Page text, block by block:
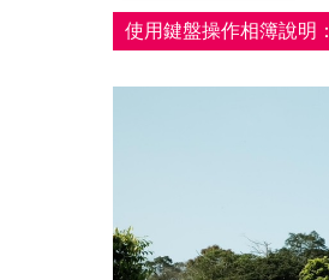
使用鍵盤操作相簿說明：